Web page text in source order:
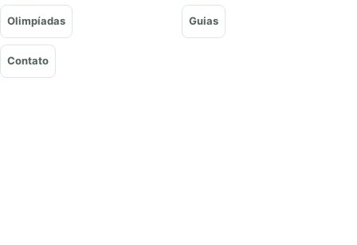
Olimpíadas Guias
Contato